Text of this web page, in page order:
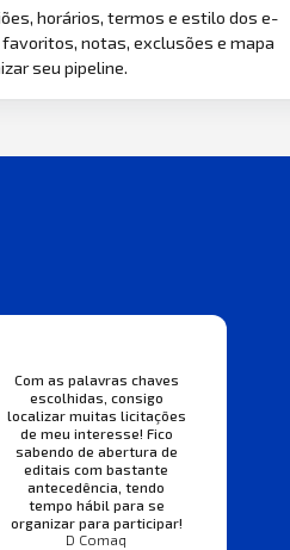
horários, termos e estilo dos e-
notas, exclusões e mapa
seu pipeline.
Com as palavras chaves
escolhidas, consigo
localizar muitas licitações
de meu interesse! Fico
sabendo de abertura de
editais com bastante
antecedência, tendo
tempo hábil para se
organizar para participar!
D Comaq